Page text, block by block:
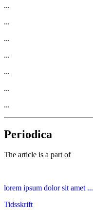
...
...
...
...
...
...
...
Periodica
The article is a part of
lorem ipsum dolor sit amet ...
Tidsskrift